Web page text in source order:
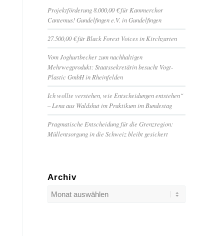
Projektförderung 8.000,00 € für Kammerchor
Cantemus! Gundelfingen e.V. in Gundelfingen
27.500,00 € für Black Forest Voices in Kirchzarten
Vom Joghurtbecher zum nachhaltigen
Mehrwegprodukt: Staatssekretärin besucht Vogt-
Plastic GmbH in Rheinfelden
Ich wollte verstehen, wie Entscheidungen entstehen“
– Lena aus Waldshut im Praktikum im Bundestag
Pragmatische Entscheidung für die Grenzregion:
Müllentsorgung in die Schweiz bleibt gesichert
Archiv